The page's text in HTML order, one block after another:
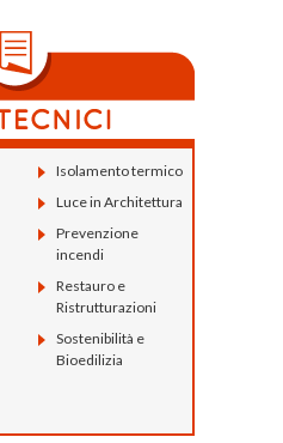
Isolamento termico
Luce in Architettura
Prevenzione
incendi
Restauro e
Ristrutturazioni
Sostenibilità e
Bioedilizia